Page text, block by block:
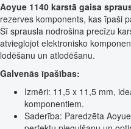
Aoyue 1140 karstā gaisa
rezerves komponents, kas īpaši
Šī sprausla nodrošina precīzu
atvieglojot elektronisko
lodēšanu un atlodēšanu.
Galvenās īpašības:
Izmēri: 11,5 x 11,5 mm,
komponentiem.
Saderība: Paredzēta